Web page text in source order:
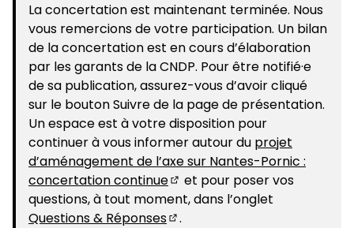
La concertation est maintenant terminée. Nous
vous remercions de votre participation. Un bilan
de la concertation est en cours d’élaboration
par les garants de la CNDP. Pour être notifié·e
de sa publication, assurez-vous d’avoir cliqué
sur le bouton Suivre de la page de présentation.
Un espace est à votre disposition pour
continuer à vous informer autour du projet
d’aménagement de l’axe sur Nantes-Pornic :
concertation continue
(S'ouvre dans un nouvel
et pour poser vos
questions, à tout moment, dans l’onglet
Questions & Réponses
.